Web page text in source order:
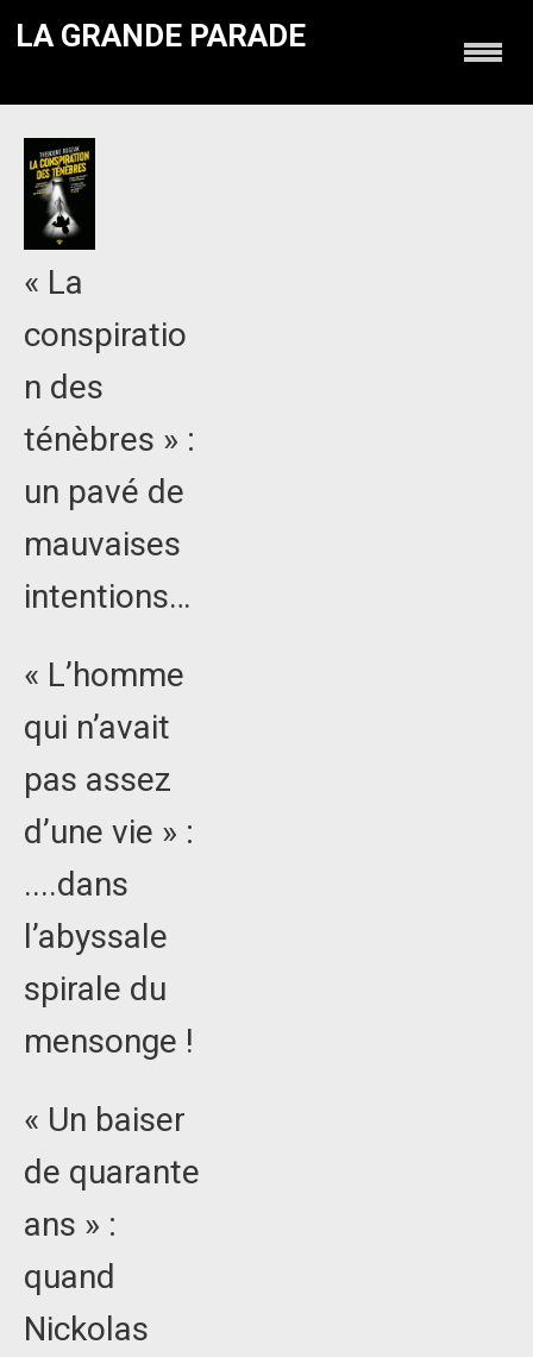
LA GRANDE PARADE
« La
conspiratio
n des
ténèbres » :
un pavé de
mauvaises
intentions…
« L’homme
qui n’avait
pas assez
d’une vie » :
....dans
l’abyssale
spirale du
mensonge !
« Un baiser
de quarante
ans » :
quand
Nickolas